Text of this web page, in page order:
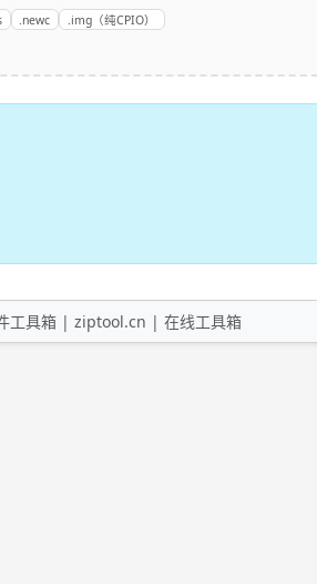
.newc .img（纯CPIO）
工具箱 | ziptool.cn | 在线工具箱